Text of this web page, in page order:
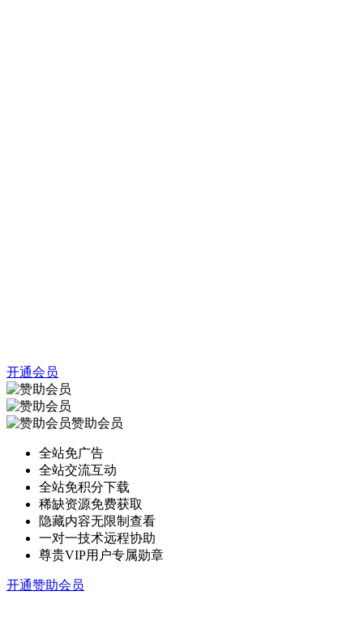
开通会员
赞助会员
全站免广告
全站交流互动
全站免积分下载
稀缺资源免费获取
隐藏内容无限制查看
一对一技术远程协助
尊贵VIP用户专属勋章
开通赞助会员